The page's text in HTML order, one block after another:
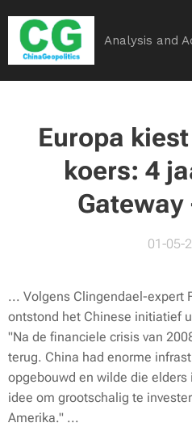
Analysis and
Europa
koers: 4
Gateway
01-05-
... Volgens Clingendael-expert
ontstond het Chinese initiatief
"Na de financiele crisis van
terug. China had enorme
opgebouwd en wilde die
idee om grootschalig te
Amerika." ...